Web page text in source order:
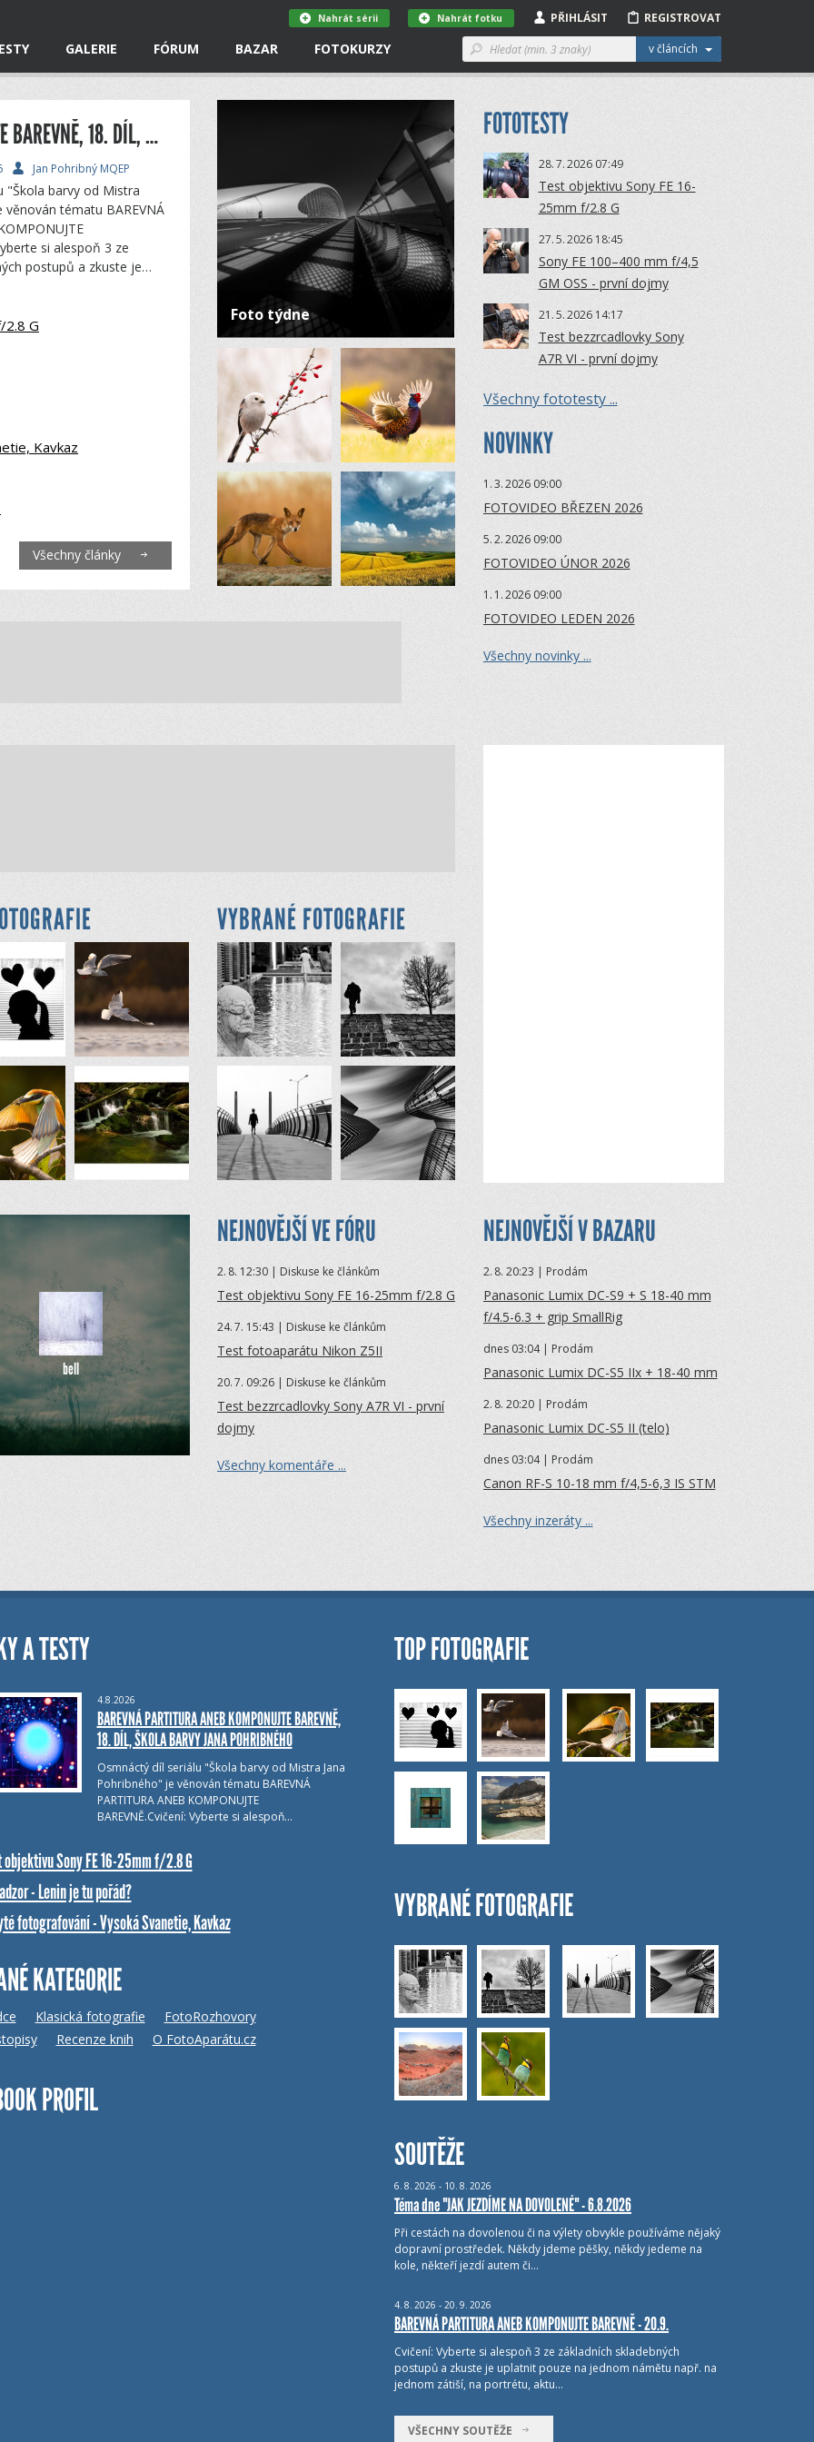
GALERIE FÓRUM BAZAR FOTOKURZY v článcích
REGISTROVAT
PŘIHLÁSIT
Nahrát fotku
Nahrát sérii
BAREVNÁ PARTITURA ANEB KOMPONUJTE BAREVNĚ, 18. DÍL, ŠKOLA BARVY JANA POHRIBNÉHO
Jan Pohribný MQEP
"Škola barvy od Mistra
věnován tématu BAREVNÁ
si alespoň 3 ze
postupů a zkuste je…
2.8 G
Kavkaz
Všechny články
Foto týdne
FOTOTESTY
28.7.2026 07:49
Test objektivu Sony FE 16-
25mm f/2.8 G
27.5.2026 18:45
Sony FE 100–400 mm f/4,5
GM OSS - první dojmy
21.5.2026 14:17
Test bezzrcadlovky Sony
A7R VI - první dojmy
Všechny fototesty ...
NOVINKY
1.3.2026 09:00
FOTOVIDEO BŘEZEN 2026
5.2.2026 09:00
FOTOVIDEO ÚNOR 2026
1. 1.2026 09:00
FOTOVIDEO LEDEN 2026
Všechny novinky ...
VYBRANÉ FOTOGRAFIE
bell
NEJNOVĚJŠÍ VE FÓRU
2. 8. 12:30 | Diskuse ke článkům
Test objektivu Sony FE 16-25mm f/2.8 G
24.7. 15:43 | Diskuse ke článkům
Test fotoaparátu Nikon Z5II
20.7. 09:26 | Diskuse ke článkům
Test bezzrcadlovky Sony A7R VI - první
dojmy
Všechny komentáře ...
NEJNOVĚJŠÍ V BAZARU
2. 8. 20:23 | Prodám
Panasonic Lumix DC-S9 + S 18-40 mm
f/4.5-6.3 + grip SmallRig
dnes 03:04 | Prodám
Panasonic Lumix DC-S5 IIx + 18-40 mm
2. 8. 20:20 | Prodám
Panasonic Lumix DC-S5 II (telo)
dnes 03:04 | Prodám
Canon RF-S 10-18 mm f/4,5-6,3 IS STM
Všechny inzeráty ...
A TESTY
4.8.2026
BAREVNÁ PARTITURA ANEB KOMPONUJTE BAREVNĚ,
18. DÍL, ŠKOLA BARVY JANA POHRIBNÉHO
Osmnáctý díl seriálu "Škola barvy od Mistra Jana
Pohribného" je věnován tématu BAREVNÁ
PARTITURA ANEB KOMPONUJTE
BAREVNĚ.Cvičení: Vyberte si alespoň…
objektivu Sony FE 16-25mm f/2.8 G
- Lenin je tu pořád?
fotografování - Vysoká Svanetie, Kavkaz
KATEGORIE
Klasická fotografie
FotoRozhovory
Recenze knih O FotoAparátu.cz
PROFIL
TOP FOTOGRAFIE
VYBRANÉ FOTOGRAFIE
SOUTĚŽE
6. 8. 2026 - 10. 8. 2026
Téma dne "JAK JEZDÍME NA DOVOLENÉ" - 6.8.2026
Při cestách na dovolenou či na výlety obvykle používáme nějaký
dopravní prostředek. Někdy jdeme pěšky, někdy jedeme na
kole, někteří jezdí autem či…
4. 8. 2026 - 20. 9. 2026
BAREVNÁ PARTITURA ANEB KOMPONUJTE BAREVNĚ - 20.9.
Cvičení: Vyberte si alespoň 3 ze základních skladebných
postupů a zkuste je uplatnit pouze na jednom námětu např. na
jednom zátiší, na portrétu, aktu…
VŠECHNY SOUTĚŽE